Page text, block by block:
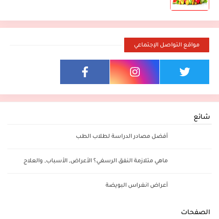
مواقع التواصل الإجتماعي
شائع
أفضل مصادر الدراسة لطلاب الطب
ماهي متلازمة النفق الرسغي؟ الأعراض, الأسباب, والعلاج
أعراض انغراس البويضة
الصفحات